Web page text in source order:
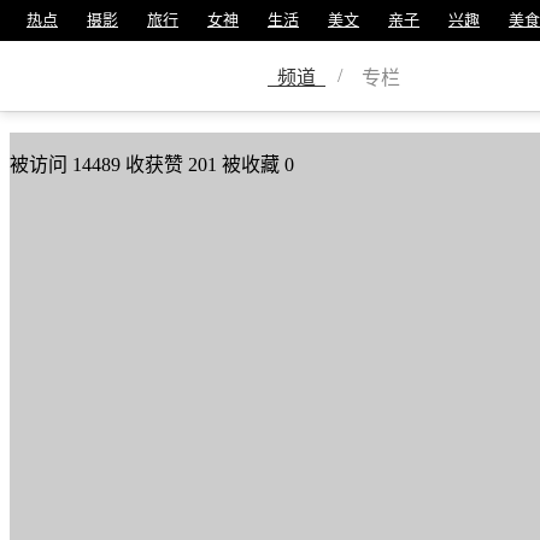
热点 摄影 旅行 女神 生活 美文 亲子 兴趣 美食
频道 / 专栏
美篇号16033976
被访问 14489 收获赞 201 被收藏 0